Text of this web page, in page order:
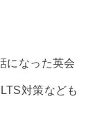
になった英会
対策なども